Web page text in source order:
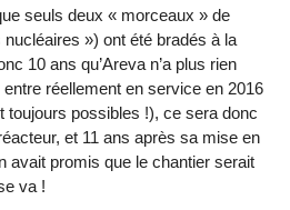
seuls deux « morceaux » de
») ont été bradés à la
10 ans qu’Areva n’a plus rien
entre réellement en service en 2016
toujours possibles !), ce sera donc
et 11 ans après sa mise en
avait promis que le chantier serait
va !